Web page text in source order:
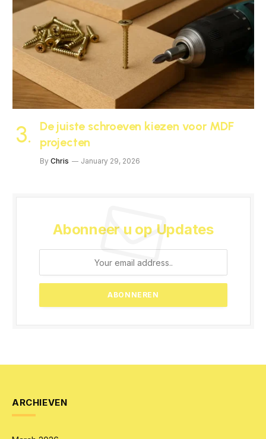
De juiste schroeven kiezen voor MDF
projecten
By Chris January 29, 2026
Abonneer u op Updates
ARCHIEVEN